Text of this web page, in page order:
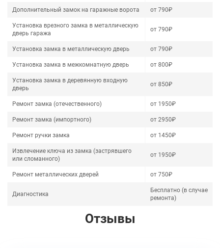
Дополнительный замок на гаражные ворота от 790₽
Установка врезного замка в металлическую
дверь гаража
от 790₽
Установка замка в металлическую дверь от 790₽
Установка замка в межкомнатную дверь от 800₽
Установка замка в деревянную входную
дверь
от 850₽
Ремонт замка (отечественного) от 1950₽
Ремонт замка (импортного) от 2950₽
Ремонт ручки замка от 1450₽
Извлечение ключа из замка (застрявшего
или сломанного)
от 1950₽
Ремонт металлических дверей от 750₽
Диагностика
Бесплатно (в случае
ремонта)
Отзывы